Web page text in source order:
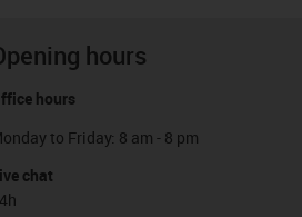
hours
hours
to Friday: 8 am - 8 pm
chat